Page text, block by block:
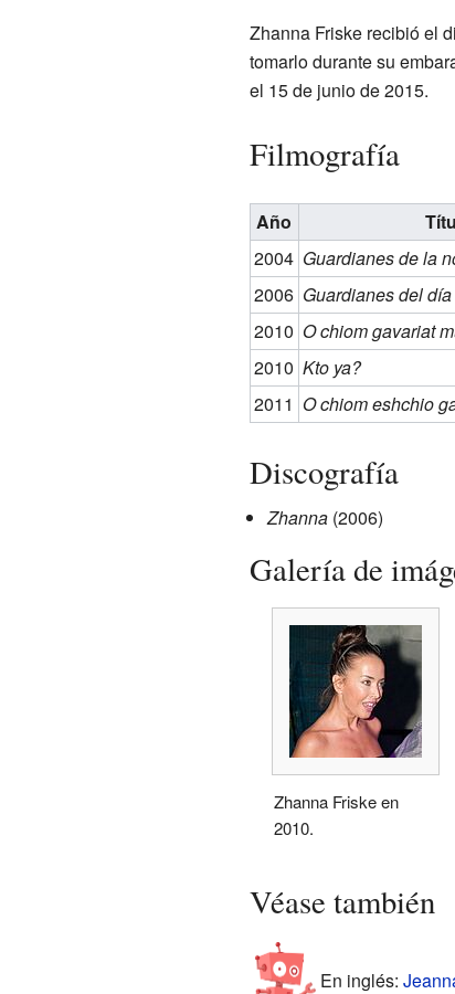
Zhanna Friske recibió el
tomarlo durante su
el 15 de junio de 2015.
Filmografía
Año
2004 Guardianes de la
2006 Guardianes del día
2010 O chiom gavariat
2010 Kto ya?
2011 O chiom eshchio
Discografía
Zhanna(2006)
Galería de
Zhanna Friske en
2010.
Véase también
En inglés: